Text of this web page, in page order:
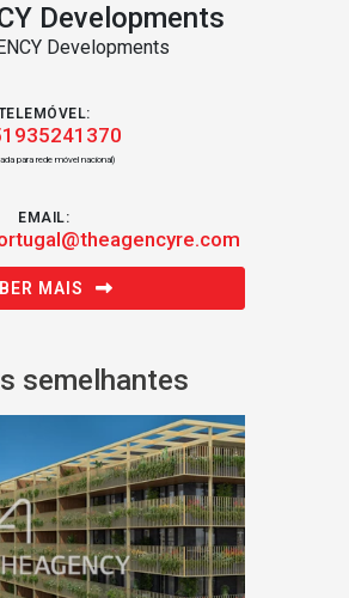
Developments
para rede móvel nacional)
EMAIL:
MAIS
semelhantes